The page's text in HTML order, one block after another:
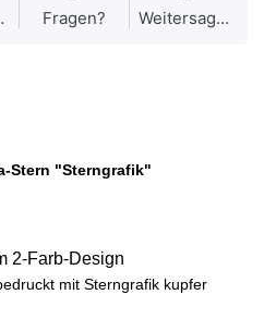
Fragen? Weitersagen
Stern "Sterngrafik"
2-Farb-Design
mit Sterngrafik kupfer